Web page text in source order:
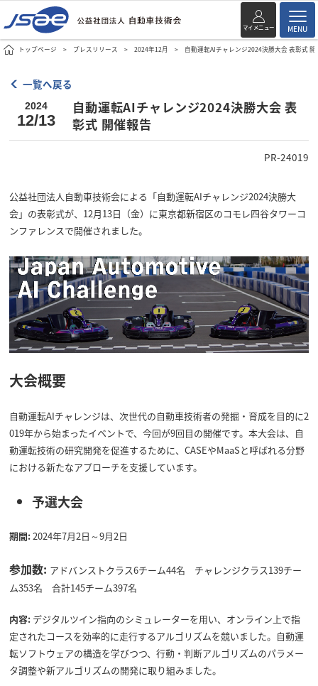
マイメニュー MENU
トップページ プレスリリース 2024年12月 自動運転AIチャレンジ2024決勝大会 表彰式 開
一覧へ戻る
自動運転AIチャレンジ2024決勝大会 表
彰式 開催報告
2024
12/13
PR-24019
公益社団法人自動車技術会による「自動運転AIチャレンジ2024決勝大
会」の表彰式が、12月13日（金）に東京都新宿区のコモレ四谷タワーコ
ンファレンスで開催されました。
大会概要
自動運転AIチャレンジは、次世代の自動車技術者の発掘・育成を目的に2
019年から始まったイベントで、今回が9回目の開催です。本大会は、自
動運転技術の研究開発を促進するために、CASEやMaaSと呼ばれる分野
における新たなアプローチを支援しています。
予選大会
期間:2024年7月2日～9月2日
参加数: アドバンストクラス6チーム44名 チャレンジクラス139チー
ム353名 合計145チーム397名
内容: デジタルツイン指向のシミュレーターを用い、オンライン上で指
定されたコースを効率的に走行するアルゴリズムを競いました。自動運
転ソフトウェアの構造を学びつつ、行動・判断アルゴリズムのパラメー
タ調整や新アルゴリズムの開発に取り組みました。